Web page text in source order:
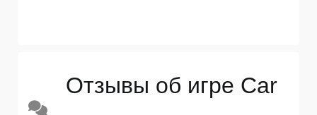
Отзывы об игре Car